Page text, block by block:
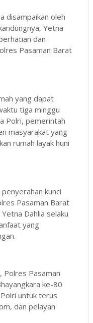
disampaikan oleh
Yetna
dan
Pasaman Barat
yang dapat
tiga minggu
Polri, pemerintah
masyarakat yang
rumah layak huni
kunci
Pasaman Barat
Dahlia selaku
yang
Polres Pasaman
ke-80
untuk terus
dan pelayan